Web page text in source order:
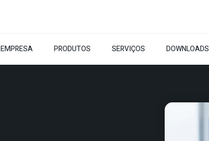
EMPRESA PRODUTOS SERVIÇOS DOWNLOADS